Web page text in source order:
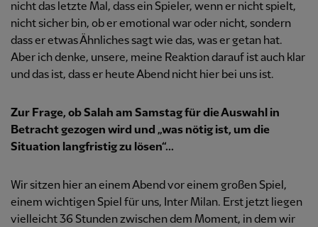
nicht das letzte Mal, dass ein Spieler, wenn er nicht spielt,
nicht sicher bin, ob er emotional war oder nicht, sondern
dass er etwas Ähnliches sagt wie das, was er getan hat.
Aber ich denke, unsere, meine Reaktion darauf ist auch klar
und das ist, dass er heute Abend nicht hier bei uns ist.
Zur Frage, ob Salah am Samstag für die Auswahl in
Betracht gezogen wird und „was nötig ist, um die
Situation langfristig zu lösen“...
Wir sitzen hier an einem Abend vor einem großen Spiel,
einem wichtigen Spiel für uns, Inter Milan. Erst jetzt liegen
vielleicht 36 Stunden zwischen dem Moment, in dem wir